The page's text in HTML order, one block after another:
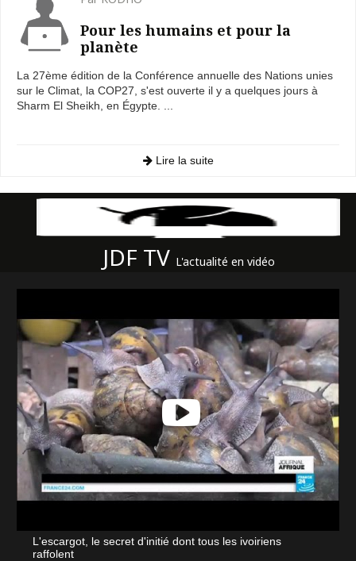
Pour les humains et pour la
planète
La 27ème édition de la Conférence annuelle des Nations unies
sur le Climat, la COP27, s'est ouverte il y a quelques jours à
Sharm El Sheikh, en Égypte. ...
Lire la suite
JDF TV L'actualité en vidéo
L'escargot, le secret d'initié dont tous les ivoiriens
raffolent